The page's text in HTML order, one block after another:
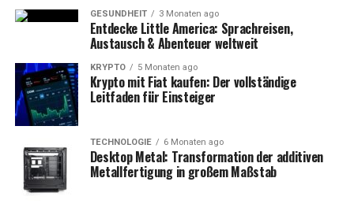
GESUNDHEIT 3 Monaten ago
Entdecke Little America: Sprachreisen,
Austausch & Abenteuer weltweit
KRYPTO 5 Monaten ago
Krypto mit Fiat kaufen: Der vollständige
Leitfaden für Einsteiger
TECHNOLOGIE 6 Monaten ago
Desktop Metal: Transformation der additiven
Metallfertigung in großem Maßstab